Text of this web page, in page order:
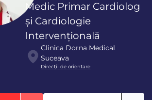
Medic Primar Cardiolog
și Cardiologie
Intervențională
Clinica Dorna Medical
Suceava
Direcţii de orientare